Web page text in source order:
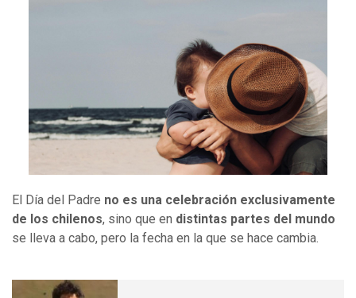
El Día del Padre no es una celebración exclusivamente
de los chilenos, sino que en distintas partes del mundo
se lleva a cabo, pero la fecha en la que se hace cambia.